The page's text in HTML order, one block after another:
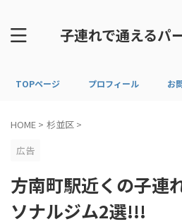
子連れで通えるパ
TOPページ プロフィール お
HOME > 杉並区 >
広告
方南町駅近くの子連
ソナルジム2選!!!